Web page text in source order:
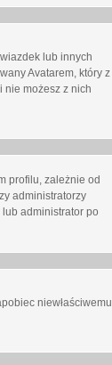
lub innych
Avatarem, który z
nie możesz z nich
profilu, zależnie od
administratorzy
administrator po
niewłaściwemu